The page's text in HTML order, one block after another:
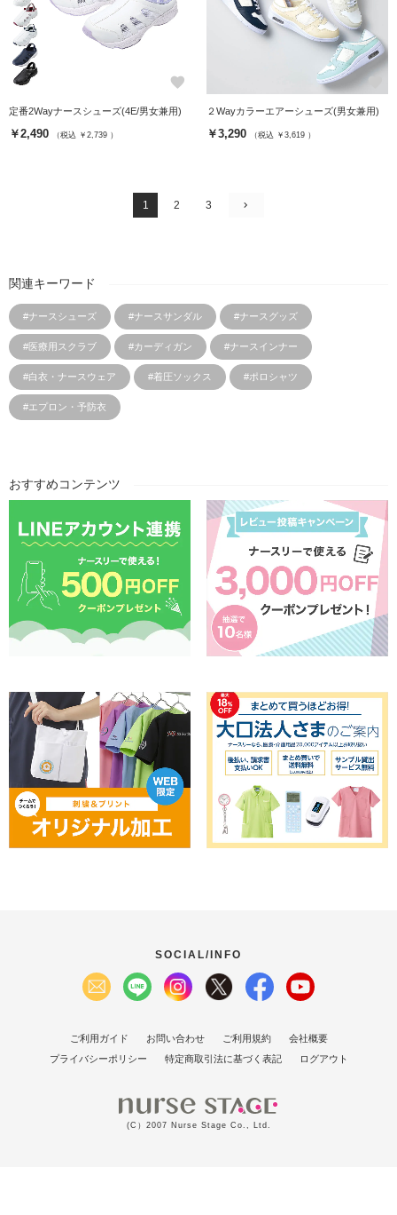
favorite
定番2Wayナースシューズ(4E/男女兼用)
￥2,490 （税込 ￥2,739 ）
favorite
２Wayカラーエアーシューズ(男女兼用)
￥3,290 （税込 ￥3,619 ）
1 2 3
関連キーワード
#ナースシューズ #ナースサンダル #ナースグッズ
#医療用スクラブ #カーディガン #ナースインナー
#白衣・ナースウェア #着圧ソックス #ポロシャツ
#エプロン・予防衣
おすすめコンテンツ
SOCIAL/INFO
ご利用ガイド お問い合わせ ご利用規約
会社概要
プライバシーポリシー
特定商取引法に基づく表記 ログアウト
(C）2007 Nurse Stage Co., Ltd.